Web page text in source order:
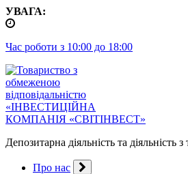
Перейти
до
УВАГА:
Час роботи з 10:00 до 18:00
Депозитарна діяльність та діяльність
Про нас